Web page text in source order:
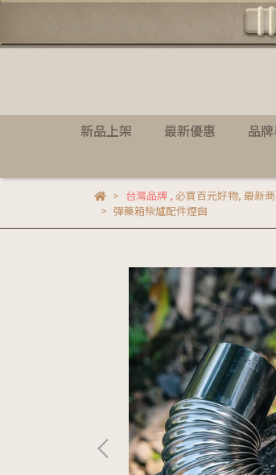
新品上架 最新優惠 品
台灣品牌, 必買百元好物, 最新
彈藥箱柴爐配件煙囪